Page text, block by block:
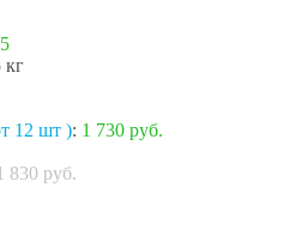
кг
12 шт ): 1 730 руб.
830 руб.